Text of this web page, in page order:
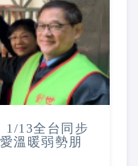
1/13全台同步
溫暖弱勢朋